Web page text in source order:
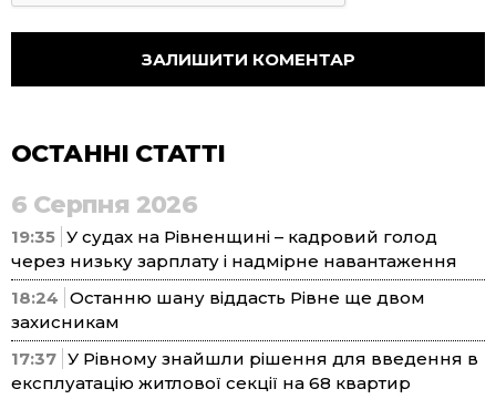
ОСТАННІ СТАТТІ
6 Серпня 2026
19:35 У судах на Рівненщині – кадровий голод
через низьку зарплату і надмірне навантаження
18:24 Останню шану віддасть Рівне ще двом
захисникам
17:37 У Рівному знайшли рішення для введення в
експлуатацію житлової секції на 68 квартир